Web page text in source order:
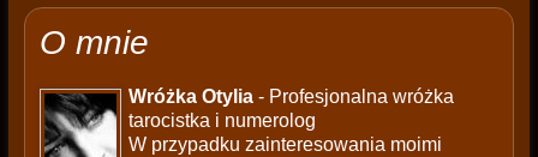
O mnie
Wróżka Otylia- Profesjonalna wróżka
tarocistka i numerolog
W przypadku zainteresowania moimi